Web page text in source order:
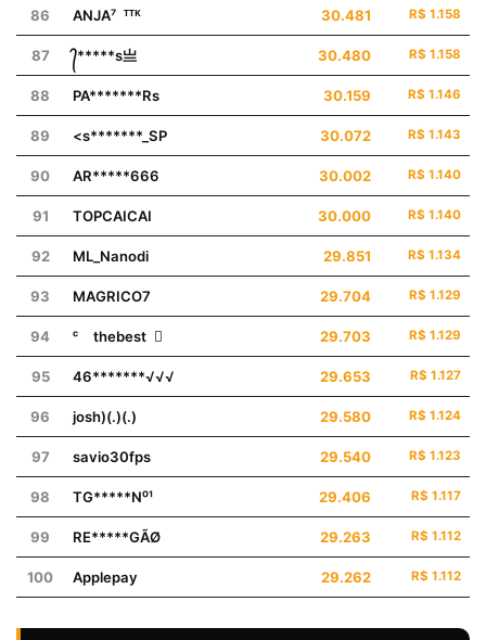
86 ANJA⁷ ᵀᵀᴷ 30.481 R$ 1.158
87 ᭄*****s亗 30.480 R$ 1.158
88 PA*******ㅤRs 30.159 R$ 1.146
89 <s*******_SP 30.072 R$ 1.143
90 AR*****666 30.002 R$ 1.140
91 TOPㅤCAICAI 30.000 R$ 1.140
92 ML_Nanodi 29.851 R$ 1.134
93 MAGㅤRICO7 29.704 R$ 1.129
94 ᶜ thebest  29.703 R$ 1.129
95 46*******√√√ 29.653 R$ 1.127
96 josh)(.)(.) 29.580 R$ 1.124
97 savioㅤ30fps 29.540 R$ 1.123
98 TG*****N⁰¹ 29.406 R$ 1.117
99 RE*****GÃØ 29.263 R$ 1.112
100 Appleㅤpay 29.262 R$ 1.112